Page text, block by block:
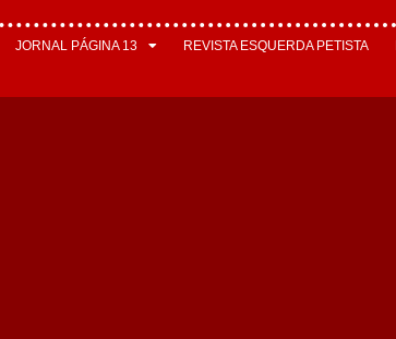
JORNAL PÁGINA 13 REVISTA ESQUERDA PETISTA